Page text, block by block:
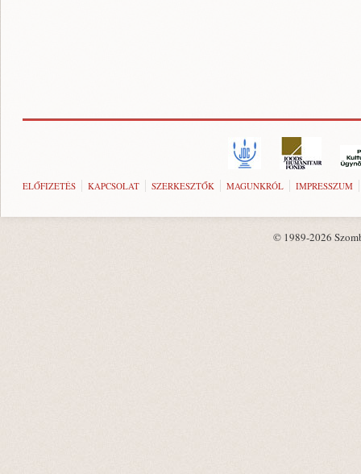
ELŐFIZETÉS KAPCSOLAT SZERKESZTŐK MAGUNKRÓL IMPRESSZUM
© 1989-2026